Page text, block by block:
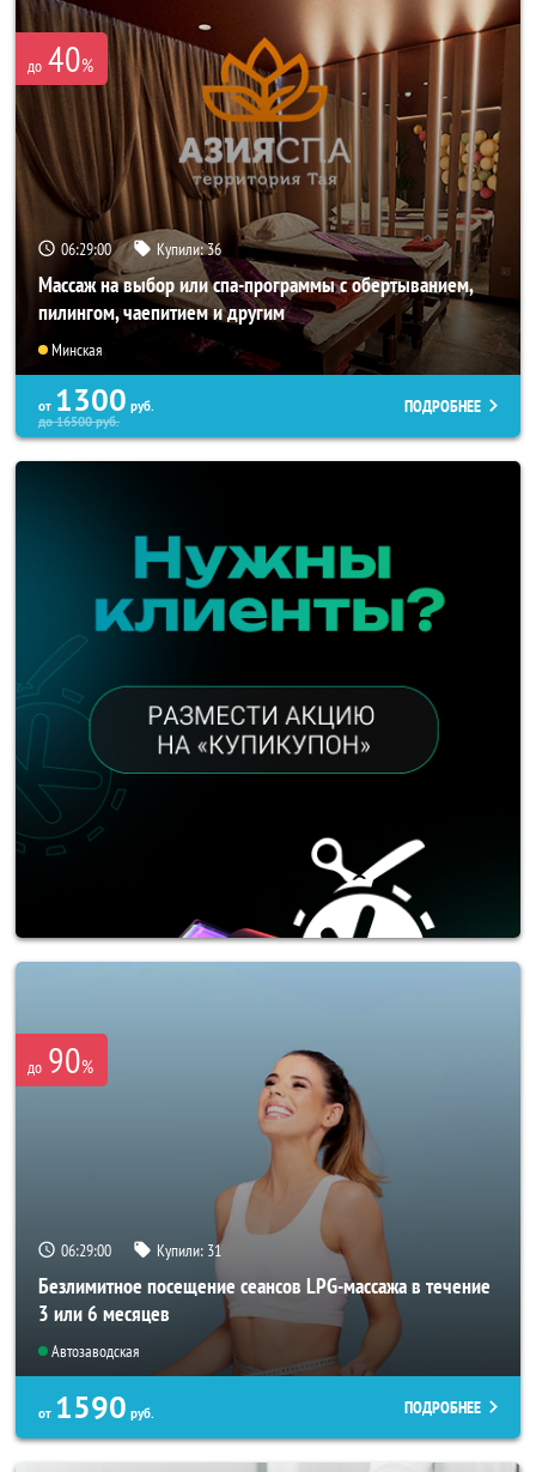
до 40%
06:28:57 Купили:36
Массаж на выбор или спа-программы с обертыванием,
пилингом, чаепитием и другим
Минская
от 1300 руб.
до16500руб.
ПОДРОБНЕЕ
до 90%
06:28:57 Купили: 31
Безлимитное посещение сеансов LPG-массажа в течение
3 или 6 месяцев
Автозаводская
от 1590 руб. ПОДРОБНЕЕ